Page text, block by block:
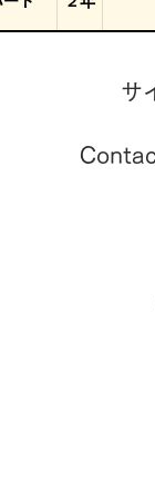
サ